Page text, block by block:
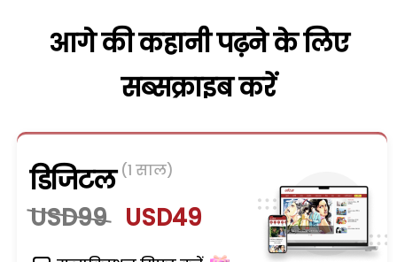
आगे की कहानी पढ़ने के लिए
सब्सक्राइब करें
डिजिटल (1 साल)
USD99 USD49